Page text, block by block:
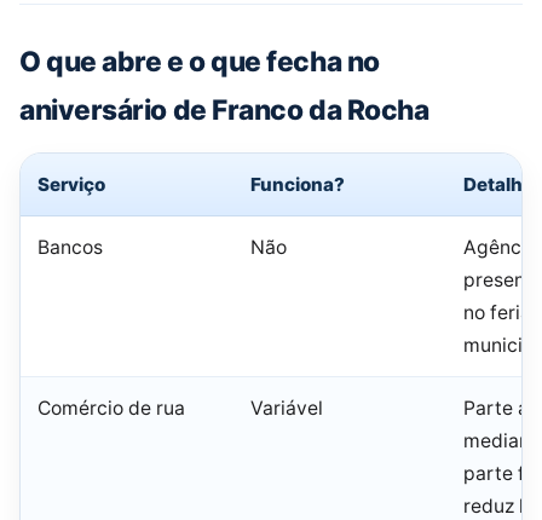
O que abre e o que fecha no
aniversário de Franco da Rocha
Serviço Funciona? Detalhe
Bancos Não
no
Comércio de rua Variável
Parte
parte
reduz